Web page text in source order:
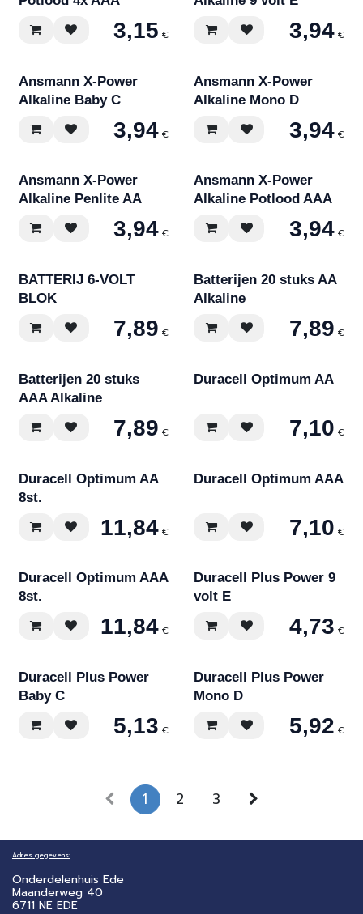
3,15 € 3,94€
Ansmann X-Power
Alkaline Baby C
3,94 €
Ansmann X-Power
Alkaline Mono D
3,94€
Ansmann X-Power
Alkaline Penlite AA
3,94 €
Ansmann X-Power
Alkaline Potlood AAA
3,94€
BATTERIJ 6-VOLT
BLOK
7,89 €
Batterijen 20 stuks AA
Alkaline
7,89 €
Batterijen 20 stuks
AAA Alkaline
7,89 €
Duracell Optimum AA
7,10 €
Duracell Optimum AA
8st.
11,84 €
Duracell Optimum AAA
7,10 €
Duracell Optimum AAA
8st.
11,84 €
Duracell Plus Power 9
volt E
4,73 €
Duracell Plus Power
Baby C
5,13 €
Duracell Plus Power
Mono D
5,92 €
1 2 3
Adres gegevens:
Onderdelenhuis Ede
Maanderweg 40
6711 NE EDE